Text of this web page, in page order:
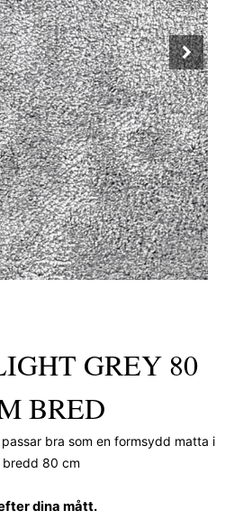
GREY 80
BRED
bra som en formsydd matta i
bredd 80 cm
dina mått.